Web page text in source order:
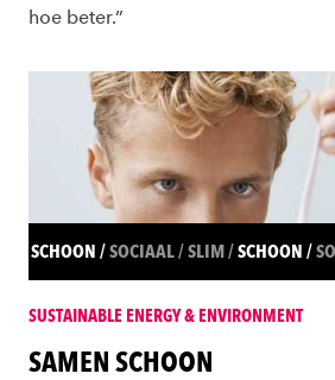
hoe beter.”
SUSTAINABLE ENERGY & ENVIRONMENT
SAMEN SCHOON
SCHOON SOCIAAL SLIM SCHOON